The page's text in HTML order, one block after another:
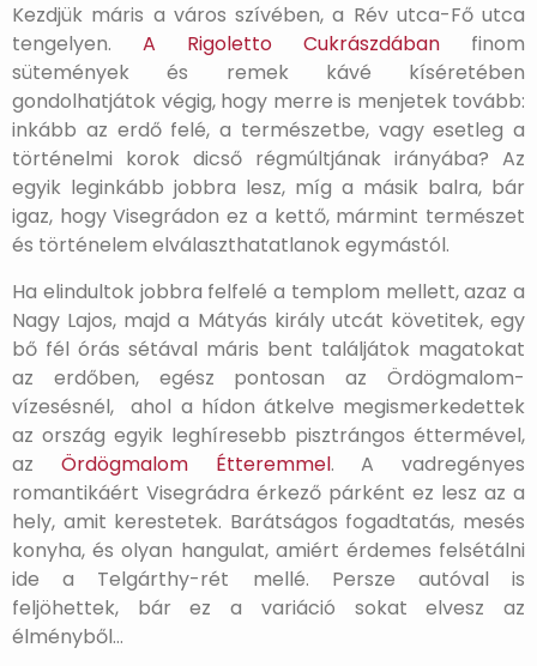
Kezdjük máris a város szívében, a Rév utca-Fő utca
tengelyen. A Rigoletto Cukrászdában finom
sütemények és remek kávé kíséretében
gondolhatjátok végig, hogy merre is menjetek tovább:
inkább az erdő felé, a természetbe, vagy esetleg a
történelmi korok dicső régmúltjának irányába? Az
egyik leginkább jobbra lesz, míg a másik balra, bár
igaz, hogy Visegrádon ez a kettő, mármint természet
és történelem elválaszthatatlanok egymástól.
Ha elindultok jobbra felfelé a templom mellett, azaz a
Nagy Lajos, majd a Mátyás király utcát követitek, egy
bő fél órás sétával máris bent találjátok magatokat
az erdőben, egész pontosan az Ördögmalom-
vízesésnél, ahol a hídon átkelve megismerkedettek
az ország egyik leghíresebb pisztrángos éttermével,
az Ördögmalom Étteremmel. A vadregényes
romantikáért Visegrádra érkező párként ez lesz az a
hely, amit kerestetek. Barátságos fogadtatás, mesés
konyha, és olyan hangulat, amiért érdemes felsétálni
ide a Telgárthy-rét mellé. Persze autóval is
feljöhettek, bár ez a variáció sokat elvesz az
élményből…